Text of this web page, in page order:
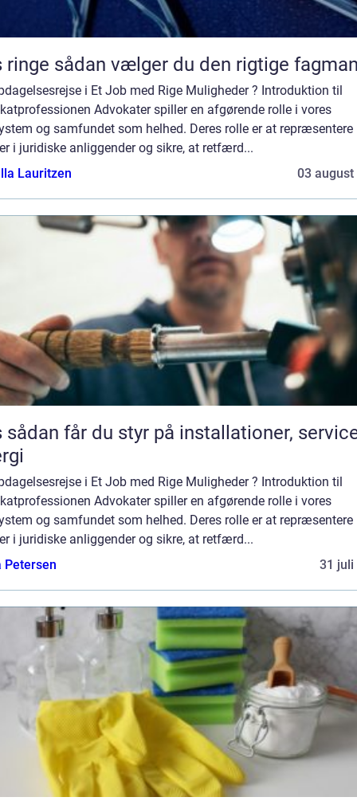
Vvs ringe sådan vælger du den rigtige
i Et Job med Rige Muligheder ? Introduktion til
Advokater spiller en afgørende rolle i vores
og samfundet som helhed. Deres rolle er at repræsentere
i juridiske anliggender og sikre, at retfærd...
Lauritzen
03 august
i Et Job med Rige Muligheder ? Introduktion til
Advokater spiller en afgørende rolle i vores
og samfundet som helhed. Deres rolle er at repræsentere
i juridiske anliggender og sikre, at retfærd...
Petersen
31 juli